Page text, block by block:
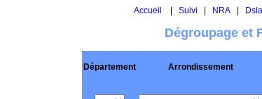
Accueil Suivi NRA|
Dégroupage et
Département Arrondissement